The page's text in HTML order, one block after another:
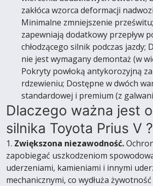
zakłóca wzorca deformacji
Minimalne zmniejszenie
zapewniają dodatkowy przepływ
chłodzącego silnik podczas jazdy;
nie jest wymagany demontaż (w
Pokryty powłoką antykorozyjną
rdzewieniu; Dostępne w dwóch
standardowej i premium (z
Dlaczego ważna jest
silnika Toyota Prius V ?
1. Zwiększona niezawodność.
zapobiegać uszkodzeniom
uderzeniami, kamieniami i innymi
mechanicznymi, co wydłuża